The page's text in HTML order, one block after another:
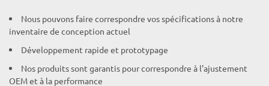
Nous pouvons faire correspondre vos spécifications à notre
inventaire de conception actuel
Développement rapide et prototypage
Nos produits sont garantis pour correspondre à l'ajustement
OEM et à la performance